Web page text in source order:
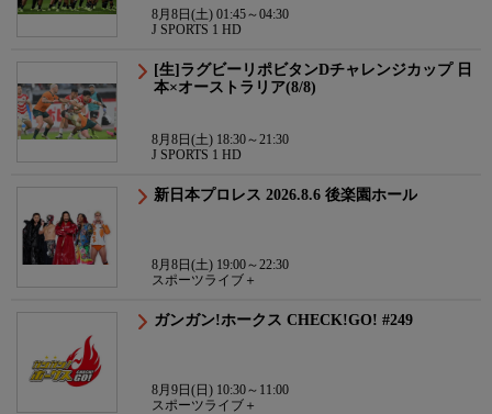
8月8日(土) 01:45～04:30
J SPORTS 1 HD
[生]ラグビーリポビタンDチャレンジカップ 日
本×オーストラリア(8/8)
8月8日(土) 18:30～21:30
J SPORTS 1 HD
新日本プロレス 2026.8.6 後楽園ホール
8月8日(土) 19:00～22:30
スポーツライブ＋
ガンガン!ホークス CHECK!GO! #249
8月9日(日) 10:30～11:00
スポーツライブ＋